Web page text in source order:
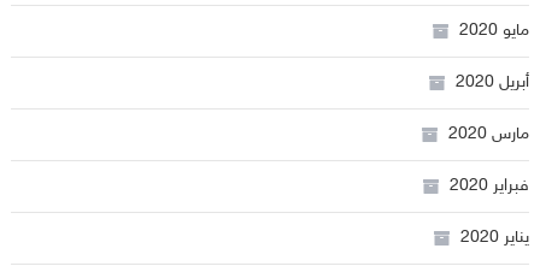
مايو 2020
أبريل 2020
مارس 2020
فبراير 2020
يناير 2020